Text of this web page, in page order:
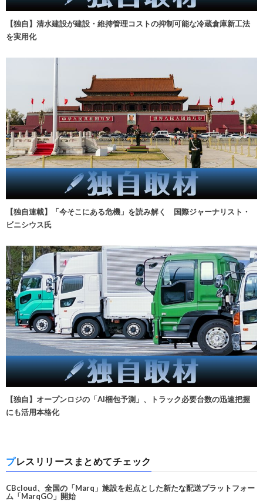
【独自】清水建設が建設・維持管理コストの抑制可能な冷蔵倉庫新工法
を実用化
【独自連載】「今そこにある危機」を読み解く 国際ジャーナリスト・
ビニシウス氏
【独自】オープンロジの「AI梱包予測」、トラック必要台数の迅速把握
にも活用本格化
プレスリリースまとめてチェック
CBcloud、全国の「Marq」施設を起点とした新たな配送プラットフォー
ム「MarqGO」開始